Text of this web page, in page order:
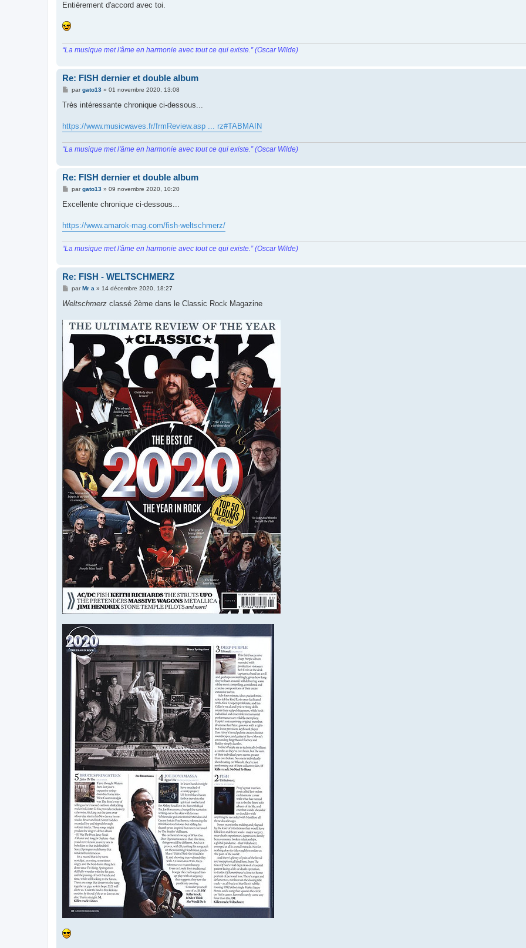
Entièrement d'accord avec toi.
“La musique met l'âme en harmonie avec tout ce qui existe.” (Oscar Wilde)
Re: FISH dernier et double album
M
s
g
e
pargato13» 01 novembre 2020, 13:08
Très intéressante chronique ci-dessous...
https://www.musicwaves.fr/frmReview.asp ... rz#TABMAIN
“La musique met l'âme en harmonie avec tout ce qui existe.” (Oscar Wilde)
Re: FISH dernier et double album
M
s
g
e
pargato13» 09 novembre 2020, 10:20
Excellente chronique ci-dessous...
https://www.amarok-mag.com/fish-weltschmerz/
“La musique met l'âme en harmonie avec tout ce qui existe.” (Oscar Wilde)
Re: FISH - WELTSCHMERZ
M
s
g
e
parMr a » 14 décembre 2020, 18:27
Weltschmerz classé 2ème dans le Classic Rock Magazine